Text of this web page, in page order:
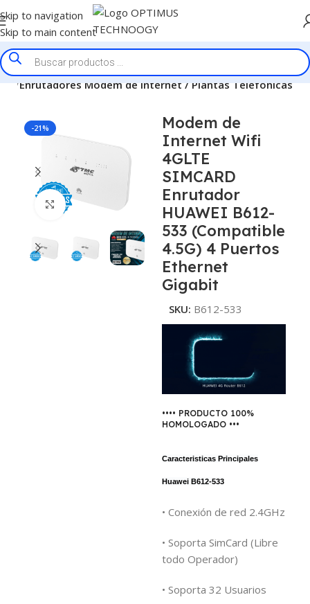
Skip to navigation
Skip to main content
Enrutadores Modem de Internet / Plantas Telefonicas
-21%
Click to enlarge
Modem de
Internet Wifi
4GLTE
SIMCARD
Enrutador
HUAWEI B612-
533 (Compatible
4.5G) 4 Puertos
Ethernet
Gigabit
SKU: B612-533
•••• PRODUCTO 100%
HOMOLOGADO •••
Caracteristicas Principales
Huawei B612-533
• Conexión de red 2.4GHz
• Soporta SimCard (Libre
todo Operador)
• Soporta 32 Usuarios